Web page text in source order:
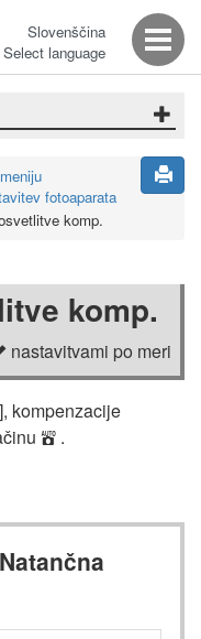
Slovenščina
Select language
fotoaparata
komp.
komp.
nastavitvami po meri
], kompenzacije
b .